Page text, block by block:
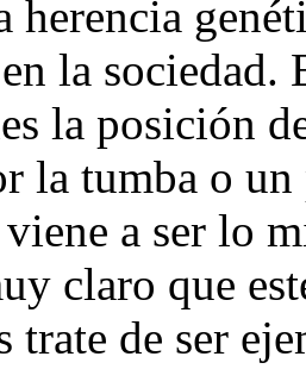
herencia
la sociedad.
la posición
la tumba o
a ser lo
claro que
trate de ser